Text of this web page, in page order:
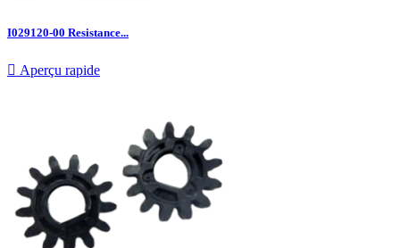
I029120-00 Resistance...
 Aperçu rapide